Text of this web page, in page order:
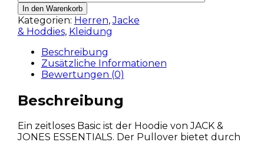
In den Warenkorb
Kategorien: Herren,Jacke
& Hoddies, Kleidung
Beschreibung
Zusätzliche Informationen
Bewertungen (0)
Beschreibung
Ein zeitloses Basic ist der Hoodie von JACK &
JONES ESSENTIALS. Der Pullover bietet durch